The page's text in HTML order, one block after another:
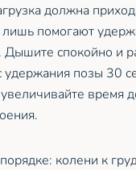
должна
помогают
Дышите спокойно и
удержания позы 30
время
колени к